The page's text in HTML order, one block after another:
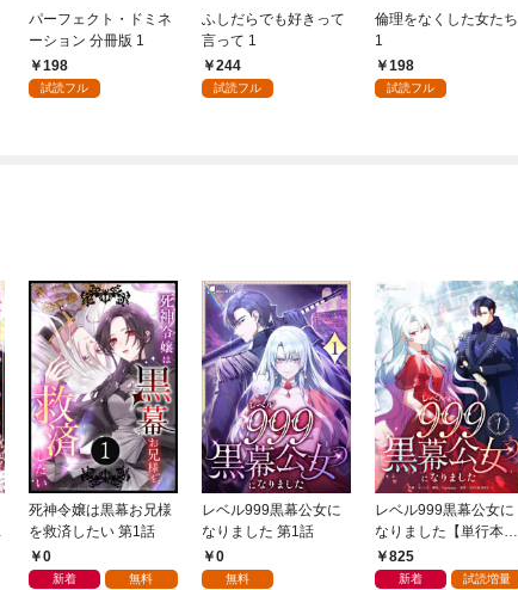
パーフェクト・ドミネ
ーション 分冊版 1
198
試読フル
ふしだらでも好きって
言って 1
244
試読フル
倫理をなくした女たち
1
198
試読フル
死神令嬢は黒幕お兄様
を救済したい 第1話
0
新着 無料
レベル999黒幕公女に
なりました 第1話
0
無料
レベル999黒幕公女に
なりました【単行本
版】 1巻
825
新着 試読増量